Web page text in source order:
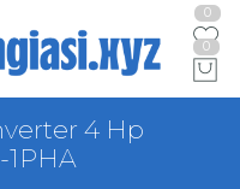
0
0
4 Hp
1PHA